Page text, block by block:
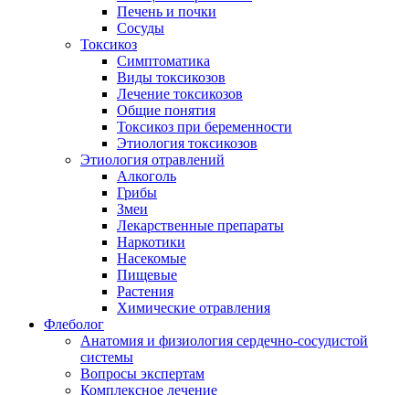
Печень и почки
Сосуды
Токсикоз
Cимптоматика
Виды токсикозов
Лечение токсикозов
Общие понятия
Токсикоз при беременности
Этиология токсикозов
Этиология отравлений
Алкоголь
Грибы
Змеи
Лекарственные препараты
Наркотики
Насекомые
Пищевые
Растения
Химические отравления
Флеболог
Анатомия и физиология сердечно-сосудистой
системы
Вопросы экспертам
Комплексное лечение